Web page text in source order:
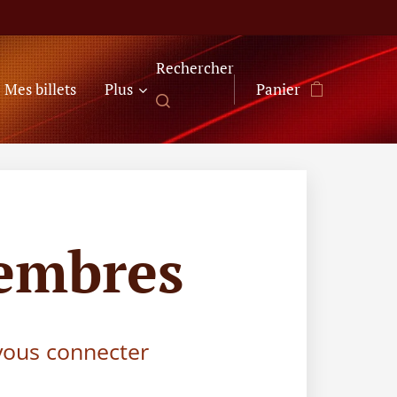
Mes billets Plus
Rechercher
Panier
connecter